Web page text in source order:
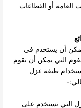
العامة أو القطاعات
يمكن أن يستخدم في
التي يمكن أن تقوم
طبقة عزل
التي تستخدم على